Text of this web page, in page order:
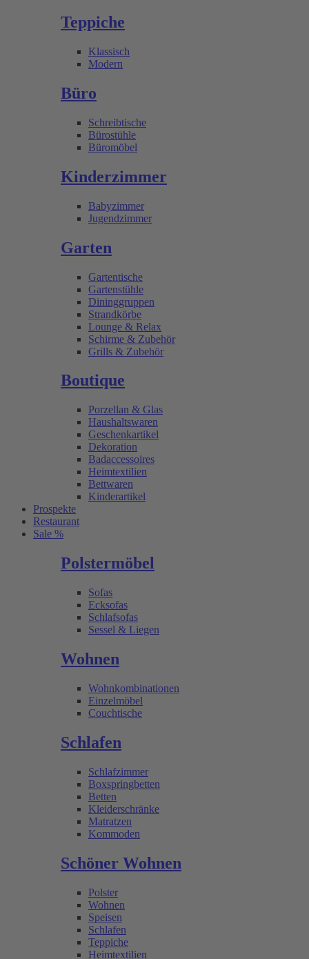
Teppiche
Klassisch
Modern
Büro
Schreibtische
Bürostühle
Büromöbel
Kinderzimmer
Babyzimmer
Jugendzimmer
Garten
Gartentische
Gartenstühle
Dininggruppen
Strandkörbe
Lounge & Relax
Schirme & Zubehör
Grills & Zubehör
Boutique
Porzellan & Glas
Haushaltswaren
Geschenkartikel
Dekoration
Badaccessoires
Heimtextilien
Bettwaren
Kinderartikel
Prospekte
Restaurant
Sale %
Polstermöbel
Sofas
Ecksofas
Schlafsofas
Sessel & Liegen
Wohnen
Wohnkombinationen
Einzelmöbel
Couchtische
Schlafen
Schlafzimmer
Boxspringbetten
Betten
Kleiderschränke
Matratzen
Kommoden
Schöner Wohnen
Polster
Wohnen
Speisen
Schlafen
Teppiche
Heimtextilien